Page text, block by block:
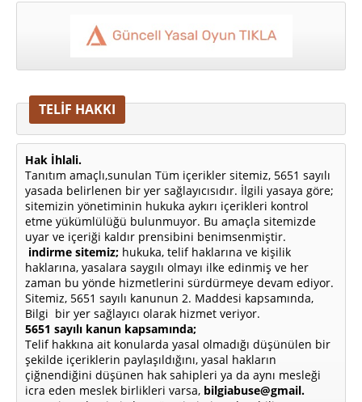
TELİF HAKKI
Hak İhlali.
Tanıtım amaçlı,sunulan Tüm içerikler sitemiz, 5651 sayılı
yasada belirlenen bir yer sağlayıcısıdır. İlgili yasaya göre;
sitemizin yönetiminin hukuka aykırı içerikleri kontrol
etme yükümlülüğü bulunmuyor. Bu amaçla sitemizde
uyar ve içeriği kaldır prensibini benimsenmiştir.
indirme sitemiz; hukuka, telif haklarına ve kişilik
haklarına, yasalara saygılı olmayı ilke edinmiş ve her
zaman bu yönde hizmetlerini sürdürmeye devam ediyor.
Sitemiz, 5651 sayılı kanunun 2. Maddesi kapsamında,
Bilgi bir yer sağlayıcı olarak hizmet veriyor.
5651 sayılı kanun kapsamında;
Telif hakkına ait konularda yasal olmadığı düşünülen bir
şekilde içeriklerin paylaşıldığını, yasal hakların
çiğnendiğini düşünen hak sahipleri ya da aynı mesleği
icra eden meslek birlikleri varsa, bilgiabuse@gmail.